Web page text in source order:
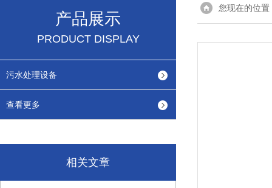
产品展示
PRODUCT DISPLAY
污水处理设备
查看更多
相关文章
您现在的位置